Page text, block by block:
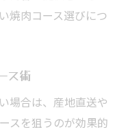
焼肉コース選びにつ
ス術
場合は、産地直送や
スを狙うのが効果的